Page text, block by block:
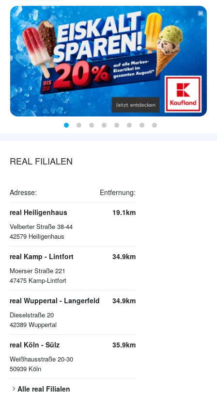
REAL FILIALEN
Adresse: Entfernung:
real Heiligenhaus
Velberter Straße 38-44
42579 Heiligenhaus
19.1km
real Kamp - Lintfort
Moerser Straße 221
47475 Kamp-Lintfort
34.9km
real Wuppertal - Langerfeld
Dieselstraße 20
42389 Wuppertal
34.9km
real Köln - Sülz
Weißhausstraße 20-30
50939 Köln
35.9km
Alle real Filialen